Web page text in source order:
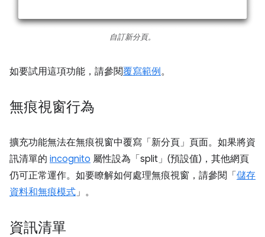
自訂新分頁。
如要試用這項功能，請參閱覆寫範例。
無痕視窗行為
擴充功能無法在無痕視窗中覆寫「新分頁」頁面。如果將資
訊清單的 incognito 屬性設為「split」(預設值)，其他網頁
仍可正常運作。如要瞭解如何處理無痕視窗，請參閱「儲存
資料和無痕模式 」。
資訊清單